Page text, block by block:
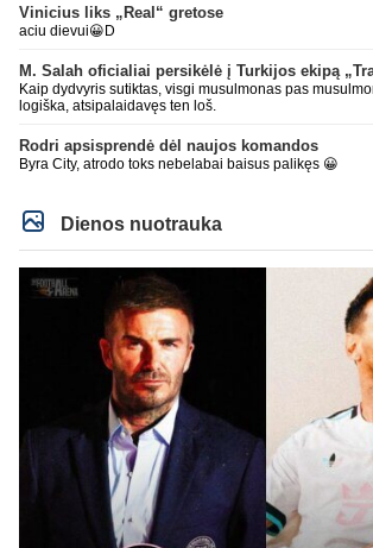
Vinicius liks „Real“ gretose
aciu dievui😀D
Kaip dydvyris sutiktas, visgi musulmonas pas
logiška, atsipalaidavęs ten loš.
Rodri apsisprendė dėl naujos komandos
Byra City, atrodo toks nebelabai baisus palikęs 😀
Dienos nuotrauka